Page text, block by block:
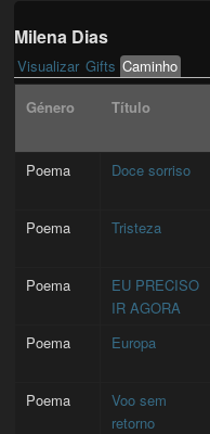
Milena Dias
Primary tabs
Visualizar Gifts Caminho
Género
Título
Poema
Doce sorriso
Poema
Tristeza
Poema
EU PRECISO
IR AGORA
Poema
Europa
Poema
Voo sem
retorno